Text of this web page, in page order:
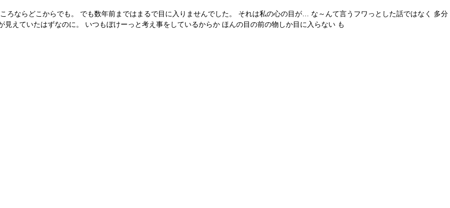
ろならどこからでも。 でも数年前まではまるで目に入りませんでした。 それは私の心の目が… な～んて言うフワっとした話ではなく 多分
えていたはずなのに。 いつもぼけーっと考え事をしているからか ほんの目の前の物しか目に入らない も